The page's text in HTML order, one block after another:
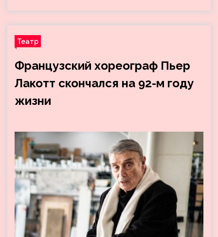
Театр
Французский хореограф Пьер
Лакотт скончался на 92-м году
жизни